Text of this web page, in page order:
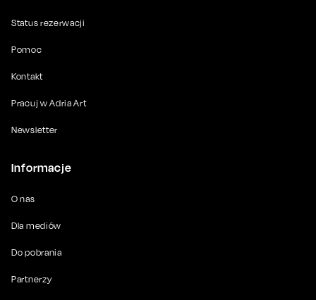
Status rezerwacji
Pomoc
Kontakt
Pracuj w Adria Art
Newsletter
Informacje
O nas
Dla mediów
Do pobrania
Partnerzy